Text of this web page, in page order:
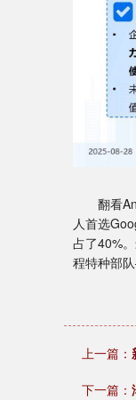
翻看
人首选
占了40%
程特种部
上一篇：
下一篇：